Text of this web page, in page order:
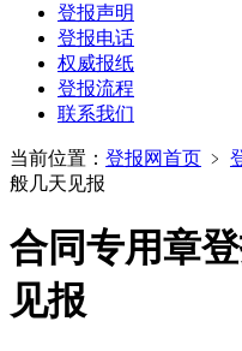
登报声明
登报电话
权威报纸
登报流程
联系我们
当前位置： 登报网首页 ﹥
般几天见报
合同专用章
见报